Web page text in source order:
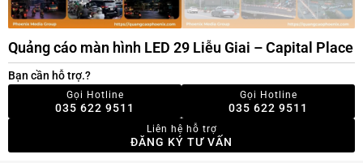
Quảng cáo màn hình LED 29 Liễu Giai – Capital Place
Bạn cần hỗ trợ.?
Gọi Hotline
035 622 9511
Gọi Hotline
035 622 9511
Liên hệ hỗ trợ
ĐĂNG KÝ TƯ VẤN